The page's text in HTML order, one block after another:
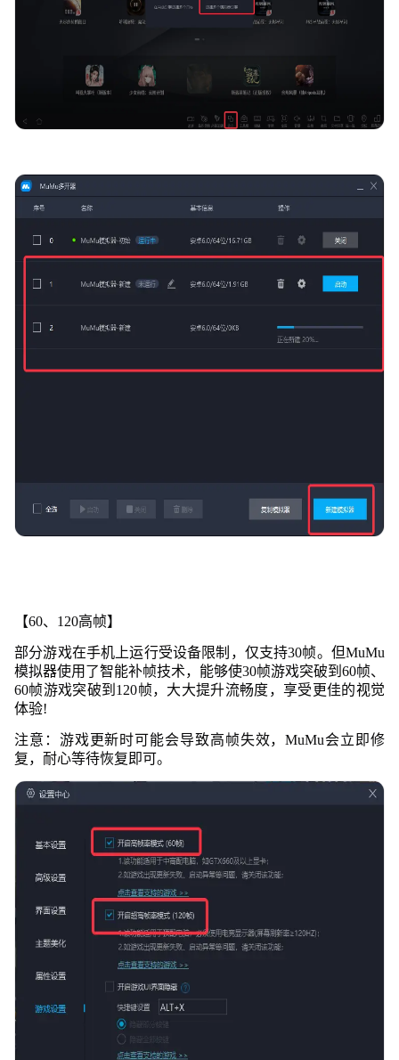
【60、120高帧】
部分游戏在手机上运行受设备限制，仅支持30帧。但MuMu
模拟器使用了智能补帧技术，能够使30帧游戏突破到60帧、
60帧游戏突破到120帧，大大提升流畅度，享受更佳的视觉
体验!
注意：游戏更新时可能会导致高帧失效，MuMu会立即修
复，耐心等待恢复即可。